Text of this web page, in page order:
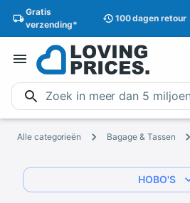
Gratis
verzending*
100 dagen retour
Alle categorieën Bagage & Tassen
HOBO'S